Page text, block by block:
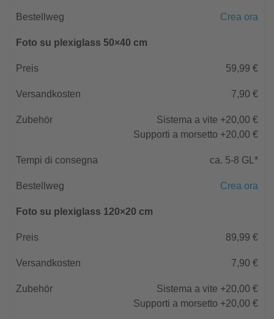
Crea ora
Foto su plexiglass 50×40 cm
59,99 €
7,90 €
Sistema a vite +20,00 €
Supporti a morsetto +20,00 €
ca. 5-8 GL*
Crea ora
Foto su plexiglass 120×20 cm
89,99 €
7,90 €
Sistema a vite +20,00 €
Supporti a morsetto +20,00 €